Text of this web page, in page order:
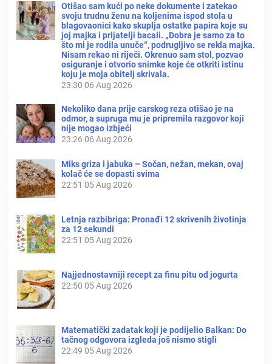
Otišao sam kući po neke dokumente i zatekao
svoju trudnu ženu na koljenima ispod stola u
blagovaonici kako skuplja ostatke papira koje su
joj majka i prijatelji bacali. „Dobra je samo za to
što mi je rodila unuče“, podrugljivo se rekla majka.
Nisam rekao ni riječi. Okrenuo sam stol, pozvao
osiguranje i otvorio snimke koje će otkriti istinu
koju je moja obitelj skrivala.
23:30 06 Aug 2026
Nekoliko dana prije carskog reza otišao je na
odmor, a supruga mu je pripremila razgovor koji
nije mogao izbjeći
23:26 06 Aug 2026
Miks griza i jabuka – Sočan, nežan, mekan, ovaj
kolač će se dopasti svima
22:51 05 Aug 2026
Letnja razbibriga: Pronađi 12 skrivenih životinja
za 12 sekundi
22:51 05 Aug 2026
Najjednostavniji recept za finu pitu od jogurta
22:50 05 Aug 2026
Matematički zadatak koji je podijelio Balkan: Do
tačnog odgovora izgleda još nismo stigli
22:49 05 Aug 2026